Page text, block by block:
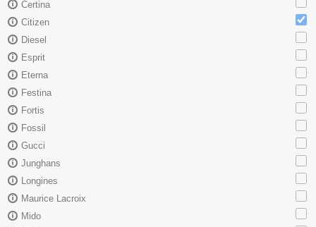
Certina
Citizen
Diesel
Esprit
Eterna
Festina
Fortis
Fossil
Gucci
Junghans
Longines
Maurice Lacroix
Mido